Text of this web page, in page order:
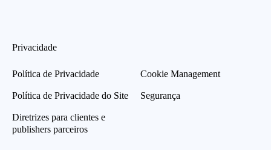
Privacidade
Política de Privacidade
Política de Privacidade do Site
Diretrizes para clientes e
publishers parceiros
Cookie Management
Segurança